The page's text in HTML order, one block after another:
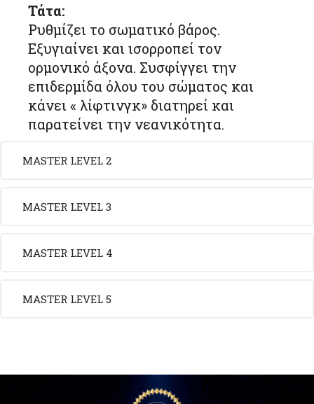
Τάτα:
Ρυθμίζει το σωματικό βάρος.
Εξυγιαίνει και ισορροπεί τον
ορμονικό άξονα. Συσφίγγει την
επιδερμίδα όλου του σώματος και
κάνει « λίφτινγκ» διατηρεί και
παρατείνει την νεανικότητα.
MASTER LEVEL 2
MASTER LEVEL 3
MASTER LEVEL 4
MASTER LEVEL 5